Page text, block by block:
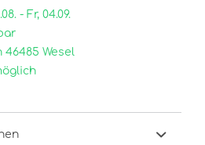
- Fr, 04.09.
Wesel